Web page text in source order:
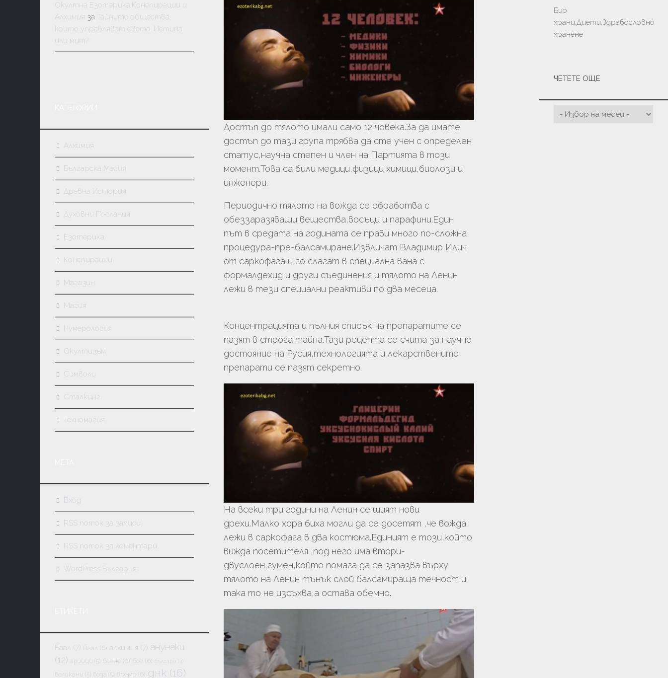
Достъп до тялото имали само 12 човека.За да имате
достъп до тази група трябва да сте учен с определен
статус,научна степен и член на Партията в този
момент.Това са били медици,физици,химици,биолози и
инженери.
Периодично тялото на вожда се обработва с
обеззаразяващи вещества,восъци и парафини.Един
път в средата на годината се прави много по-сложна
процедура-пре-балсамиране.Извличат Владимир Илич
от саркофага и го слагат в специална вана с
формалдехид и други съединения и тялото на Ленин
лежи в тези специални реактиви по два месеца.
Концентрацията и пълния списък на препаратите се
пазят в строга тайна.Тази рецепта се счита за научно
достояние на Русия,технологията и лекарствените
препарати се пазят секретно.
На всеки три години на Ленин се шият нови
дрехи.Малко хора биха могли да се досетят ,че вожда
лежи в саркофага в два костюма.Единият е този,който
вижда посетителя ,под него има втори-
двуслоен,гумен,който помага да се запазва върху
тялото на Ленин тънък слой балсамираща течност и
така то не изсъхва,а остава обемно.
Окултна Езотерика,Конспирации и
Алхимия за Тайните общества,
които управляват света: Истина
или мит?
Алхимия
Българска Магия
Древна История
Духовни Послания
Езотерика
Конспирации
Магазин
Магия
Нумерология
Окултизъм
Символи
Сталкинг
Техномагия
Вход
RSS поток за записи
RSS поток за коментари
WordPress България
Баал (7) Ваал (6) алхимия (7) анунаки
(12)
арийци баене (6) бог (6) (4)
великани вода време (6) днк (16)
Био
храни,Диети,Здравословно
хранене
ЧЕТЕТЕ ОЩЕ